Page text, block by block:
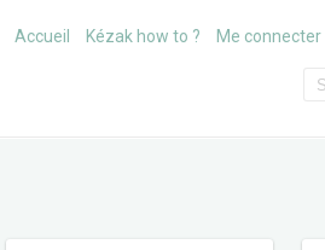
Accueil Kézak how to ? Me connecter